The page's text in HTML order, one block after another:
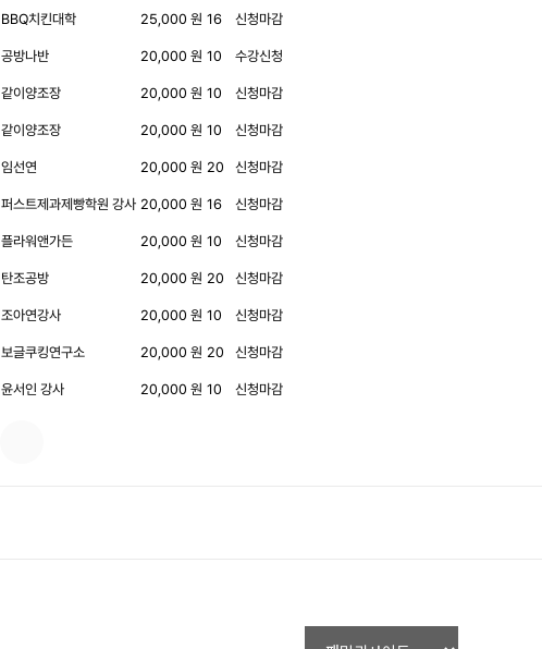
BBQ치킨대학 25,000 원 16 신청마감
공방나반 20,000 원 10 수강신청
같이양조장 20,000 원 10 신청마감
같이양조장 20,000 원 10 신청마감
임선연 20,000 원 20 신청마감
퍼스트제과제빵학원 강사 20,000 원 16 신청마감
플라워앤가든 20,000 원 10 신청마감
탄조공방 20,000 원 20 신청마감
조아연강사 20,000 원 10 신청마감
보글쿠킹연구소 20,000 원 20 신청마감
윤서인 강사 20,000 원 10 신청마감